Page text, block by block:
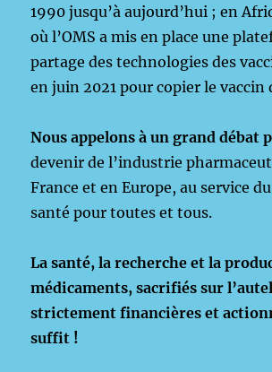
1990 jusqu’à aujourd’hui ; en
où l’OMS a mis en place une
partage des technologies des
en juin 2021 pour copier le vaccin
Nous appelons à un grand débat
devenir de l’industrie
France et en Europe, au service
santé pour toutes et tous.
La santé, la recherche et la
médicaments, sacrifiés sur
strictement financières et
suffit !